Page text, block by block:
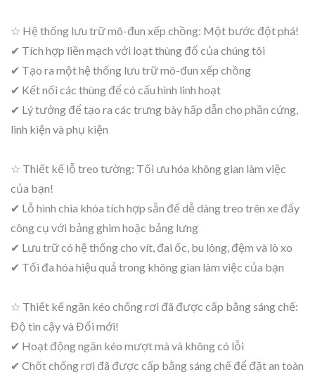
☆ Hệ thống lưu trữ mô-đun xếp chồng: Một bước đột phá!
✔ Tích hợp liền mạch với loạt thùng đổ của chúng tôi
✔ Tạo ra một hệ thống lưu trữ mô-đun xếp chồng
✔ Kết nối các thùng để có cấu hình linh hoạt
✔ Lý tưởng để tạo ra các trưng bày hấp dẫn cho phần cứng,
linh kiện và phụ kiện
☆ Thiết kế lỗ treo tường: Tối ưu hóa không gian làm việc
của bạn!
✔ Lỗ hình chìa khóa tích hợp sẵn để dễ dàng treo trên xe đẩy
công cụ với bảng ghim hoặc bảng lưng
✔ Lưu trữ có hệ thống cho vít, đai ốc, bu lông, đệm và lò xo
✔ Tối đa hóa hiệu quả trong không gian làm việc của bạn
☆ Thiết kế ngăn kéo chống rơi đã được cấp bằng sáng chế:
Độ tin cậy và Đổi mới!
✔ Hoạt động ngăn kéo mượt mà và không có lỗi
✔ Chốt chống rơi đã được cấp bằng sáng chế để đặt an toàn